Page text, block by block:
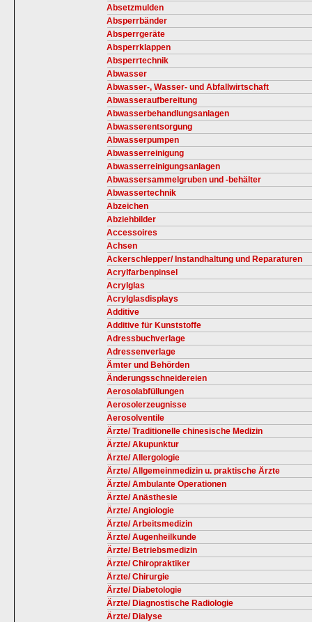
Absetzmulden
Absperrbänder
Absperrgeräte
Absperrklappen
Absperrtechnik
Abwasser
Abwasser-, Wasser- und Abfallwirtschaft
Abwasseraufbereitung
Abwasserbehandlungsanlagen
Abwasserentsorgung
Abwasserpumpen
Abwasserreinigung
Abwasserreinigungsanlagen
Abwassersammelgruben und -behälter
Abwassertechnik
Abzeichen
Abziehbilder
Accessoires
Achsen
Ackerschlepper/ Instandhaltung und Reparaturen
Acrylfarbenpinsel
Acrylglas
Acrylglasdisplays
Additive
Additive für Kunststoffe
Adressbuchverlage
Adressenverlage
Ämter und Behörden
Änderungsschneidereien
Aerosolabfüllungen
Aerosolerzeugnisse
Aerosolventile
Ärzte/ Traditionelle chinesische Medizin
Ärzte/ Akupunktur
Ärzte/ Allergologie
Ärzte/ Allgemeinmedizin u. praktische Ärzte
Ärzte/ Ambulante Operationen
Ärzte/ Anästhesie
Ärzte/ Angiologie
Ärzte/ Arbeitsmedizin
Ärzte/ Augenheilkunde
Ärzte/ Betriebsmedizin
Ärzte/ Chiropraktiker
Ärzte/ Chirurgie
Ärzte/ Diabetologie
Ärzte/ Diagnostische Radiologie
Ärzte/ Dialyse